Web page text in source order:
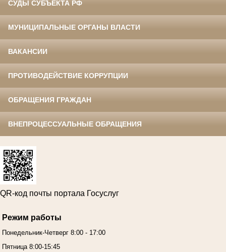
СУДЫ СУБЪЕКТА РФ
МУНИЦИПАЛЬНЫЕ ОРГАНЫ ВЛАСТИ
ВАКАНСИИ
ПРОТИВОДЕЙСТВИЕ КОРРУПЦИИ
ОБРАЩЕНИЯ ГРАЖДАН
ВНЕПРОЦЕССУАЛЬНЫЕ ОБРАЩЕНИЯ
QR-код почты портала Госуслуг
Режим работы
Понедельник-Четверг 8:00 - 17:00
Пятница 8:00-15:45